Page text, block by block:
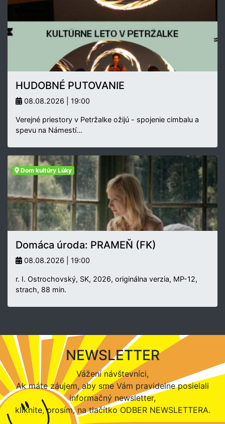
HUDOBNÉ PUTOVANIE
08.08.2026 | 19:00
Verejné priestory v Petržalke ožijú - spojenie cimbalu a
spevu na Námestí…
Dom kultúry Lúky
Domáca úroda: PRAMEŇ (FK)
08.08.2026 | 19:00
r. I. Ostrochovský, SK, 2026, originálna verzia, MP-12,
strach, 88 min.
NEWSLETTER
Vážení návštevníci,
Ak máte záujem, aby sme Vám pravidelne posielali
informačný newsletter,
kliknite, prosím, na tlačítko ODBER NEWSLETTERA.